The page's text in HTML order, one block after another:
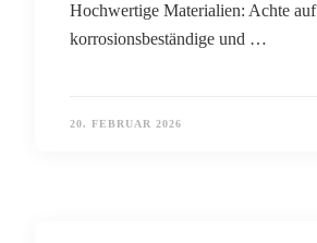
Hochwertige Materialien: Achte auf
korrosionsbeständige und …
20. FEBRUAR 2026